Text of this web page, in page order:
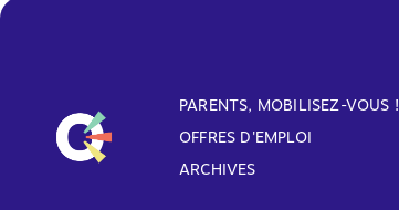
PARENTS, MOBILISEZ-VOUS !
OFFRES D'EMPLOI
ARCHIVES